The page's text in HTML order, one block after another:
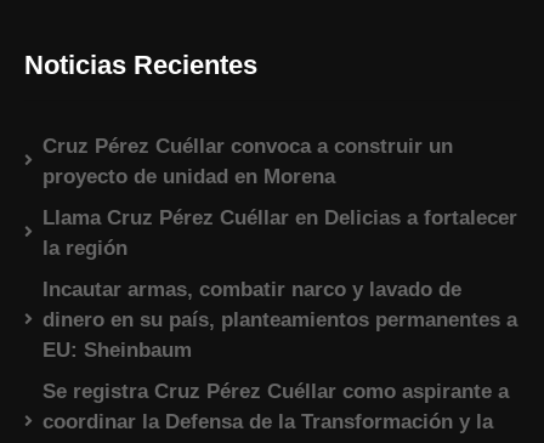
Noticias Recientes
Cruz Pérez Cuéllar convoca a construir un
proyecto de unidad en Morena
Llama Cruz Pérez Cuéllar en Delicias a fortalecer
la región
Incautar armas, combatir narco y lavado de
dinero en su país, planteamientos permanentes a
EU: Sheinbaum
Se registra Cruz Pérez Cuéllar como aspirante a
coordinar la Defensa de la Transformación y la